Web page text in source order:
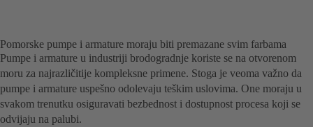
Pomorske pumpe i armature moraju biti premazane svim farbama
Pumpe i armature u industriji brodogradnje koriste se na otvorenom
moru za najrazličitije kompleksne primene. Stoga je veoma važno da
pumpe i armature uspešno odolevaju teškim uslovima. One moraju u
svakom trenutku osiguravati bezbednost i dostupnost procesa koji se
odvijaju na palubi.